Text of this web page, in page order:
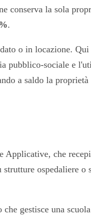
la sola
.
o in locazione.
sociale e
a saldo la
che
ospedaliere o
gestisce una